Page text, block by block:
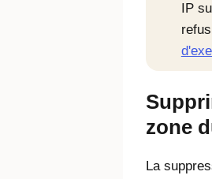
IP
zone
La